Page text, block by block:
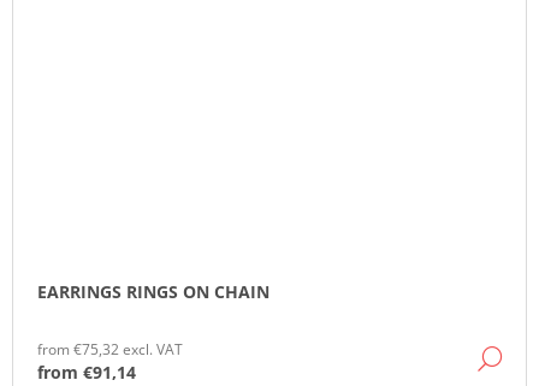
EARRINGS RINGS ON CHAIN
from €75,32 excl. VAT
from €91,14